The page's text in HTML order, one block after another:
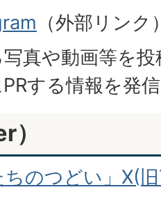
（外部リンク
真や動画等を
する情報を発
ちのつどい」X(